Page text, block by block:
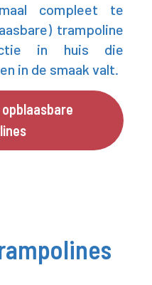
compleet te
trampoline
in huis die
in de smaak valt.